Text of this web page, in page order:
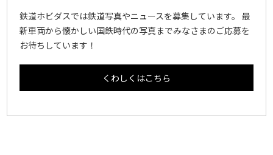
鉄道ホビダスでは鉄道写真やニュースを募集しています。 最
新車両から懐かしい国鉄時代の写真までみなさまのご応募を
お待ちしています！
くわしくはこちら